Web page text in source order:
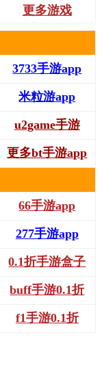
更多游戏
3733手游app
米粒游app
u2game手游
更多bt手游app
66手游app
277手游app
0.1折手游盒子
buff手游0.1折
f1手游0.1折